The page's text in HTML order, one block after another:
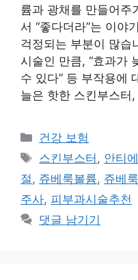
륨과 광채를 만들어주
서 “좋다더라”는 이야
걱정되는 부분이 많습
시술인 만큼, “효과가
수 있다” 등 부작용에
늘은 핫한 스킨부스터
카
테
리
건강 보험
태
그
스킨부스터 , 안티
절 , 쥬베룩볼륨, 쥬베
주사, 피부과시술추천
댓글 남기기